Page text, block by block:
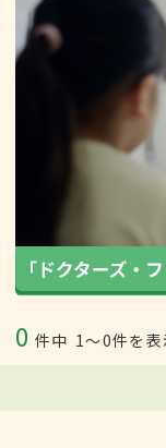
0 件中 1〜0件を表